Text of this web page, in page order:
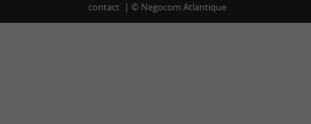
contact
© Negocom Atlantique